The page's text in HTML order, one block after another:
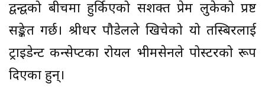
द्वन्द्वको बीचमा हुर्किएको सशक्त प्रेम लुकेको प्रष्ट
सङ्केत गर्छ। श्रीधर पौडेलले खिचेको यो तस्बिरलाई
ट्राइडेन्ट कन्सेप्टका रोयल भीमसेनले पोस्टरको रूप
दिएका हुन्।